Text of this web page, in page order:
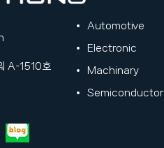
A-1510호
Automotive
Electronic
Machinary
Semiconductor